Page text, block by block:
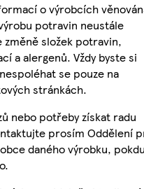
o výrobcích
potravin neustále
změně složek potravin,
a alergenů. Vždy byste si
se pouze na
stránkách.
nebo potřeby získat radu
prosím Oddělení
daného výrobku,